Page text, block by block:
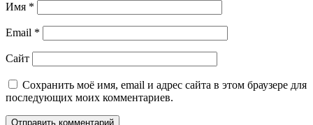
Имя *
Email *
Сайт
Сохранить моё имя, email и адрес сайта в этом браузере для
последующих моих комментариев.